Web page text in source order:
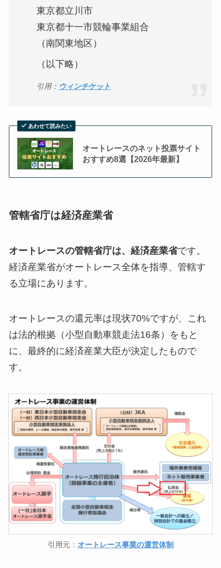
東京都立川市
東京都十一市競輪事業組合
（南関東地区）
（以下略）
引用： ウィンチケット
あわせて読みたい
オートレースのネット投票サイト
おすすめ8選【2026年最新】
管轄省庁は経済産業省
オートレースの管轄省庁は、経済産業省です。
経済産業省がオートレース全体を指導、管轄す
る立場にあります。
オートレースの還元率は現状70%ですが、これ
は法的根拠（小型自動車競走法16条）をもと
に、最終的に経済産業大臣が決定したもので
す。
引用元： オートレース事業の運営体制